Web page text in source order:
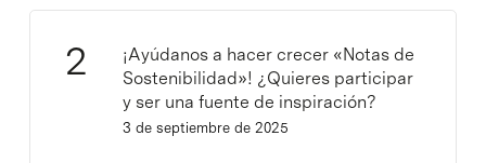
¡Ayúdanos a hacer crecer «Notas de
Sostenibilidad»! ¿Quieres participar
y ser una fuente de inspiración?
3 de septiembre de 2025